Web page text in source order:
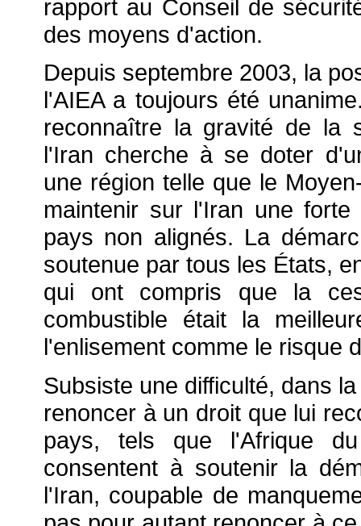
rapport au Conseil de
des moyens d'action.
Depuis septembre 2003, la
l'AIEA a toujours été
reconnaître la gravité de la
l'Iran cherche à se doter
une région telle que le
maintenir sur l'Iran une
pays non alignés. La
soutenue par tous les États,
qui ont compris que la
combustible était la
l'enlisement comme le risque
Subsiste une difficulté, dans
renoncer à un droit que lui
pays, tels que l'Afrique
consentent à soutenir la
l'Iran, coupable de